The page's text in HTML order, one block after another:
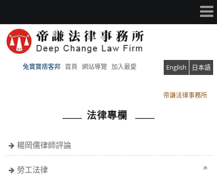
兔寶寶痞客邦 首頁 網站導覽 加入最愛 English
日本語
帝謙法律事務所
帝謙法律事務所
法律專欄
楊岡儒律師評論
勞工法律